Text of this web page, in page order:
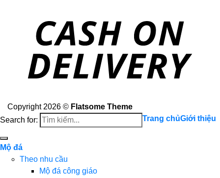
Copyright 2026 © Flatsome Theme
Search for:
Trang chủGiới thiệu
Mộ đá
Theo nhu cầu
Mộ đá công giáo